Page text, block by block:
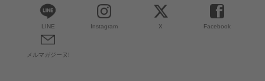
LINE Instagram X Facebook
メルマガジーヌ!